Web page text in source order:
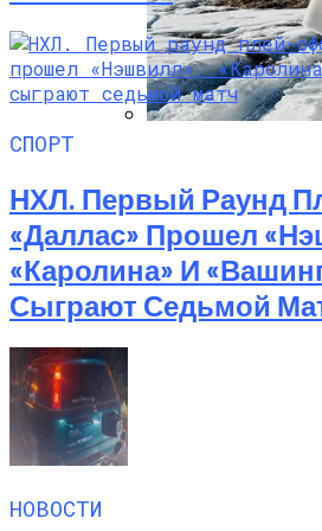
СПОРТ
НХЛ. Первый Раунд
«Даллас» Прошел
«Каролина» И
Сыграют Седьмой
НОВОСТИ